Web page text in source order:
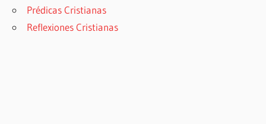
Prédicas Cristianas
Reflexiones Cristianas